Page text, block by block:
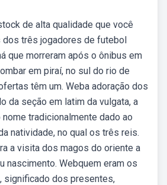
de alta qualidade que você
dos três jogadores de futebol
que morreram após o ônibus em
em piraí, no sul do rio de
têm um. Weba adoração dos
da seção em latim da vulgata, a
tradicionalmente dado ao
natividade, no qual os três reis.
a visita dos magos do oriente a
nascimento. Webquem eram os
significado dos presentes,